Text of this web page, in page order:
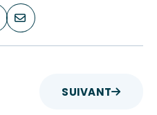
SUIVANT